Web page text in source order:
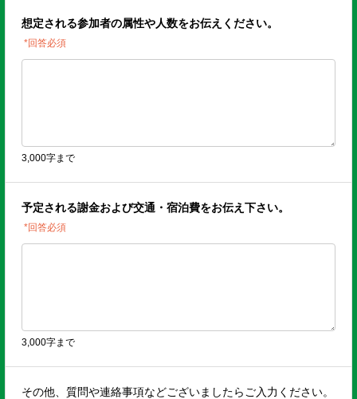
想定される参加者の属性や人数をお伝えください。
*回答必須
3,000字まで
予定される謝金および交通・宿泊費をお伝え下さい。
*回答必須
3,000字まで
その他、質問や連絡事項などございましたらご入力ください。